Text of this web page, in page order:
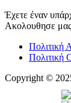
Έχετε έναν
Ακολουθησε μας
Πολιτική
Πολιτική
Copyright ©